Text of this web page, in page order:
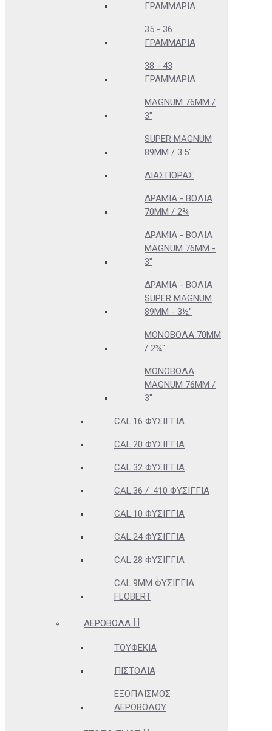
ΓΡΑΜΜΆΡΙΑ
35 - 36
ΓΡΑΜΜΆΡΙΑ
38 - 43
ΓΡΑΜΜΆΡΙΑ
MAGNUM 76MM /
3"
SUPER MAGNUM
89MM / 3.5"
ΔΙΑΣΠΟΡΆΣ
ΔΡΆΜΙΑ - ΒΌΛΙΑ
70MM / 2¾
ΔΡΆΜΙΑ - ΒΌΛΙΑ
MAGNUM 76MM -
3"
ΔΡΆΜΙΑ - ΒΌΛΙΑ
SUPER MAGNUM
89MM - 3½"
ΜΟΝΌΒΟΛΑ 70MM
/ 2¾"
ΜΟΝΌΒΟΛΑ
MAGNUM 76MM /
3"
CAL.16 ΦΥΣΊΓΓΙΑ
CAL.20 ΦΥΣΊΓΓΙΑ
CAL.32 ΦΥΣΊΓΓΙΑ
CAL.36 / .410 ΦΥΣΊΓΓΙΑ
CAL.10 ΦΥΣΊΓΓΙΑ
CAL.24 ΦΥΣΊΓΓΙΑ
CAL.28 ΦΥΣΊΓΓΙΑ
CAL.9MM ΦΥΣΊΓΓΙΑ
FLOBERT
ΑΕΡΟΒΌΛΑ
ΤΟΥΦΈΚΙΑ
ΠΙΣΤΌΛΙΑ
ΕΞΟΠΛΙΣΜΌΣ
ΑΕΡΟΒΌΛΟΥ